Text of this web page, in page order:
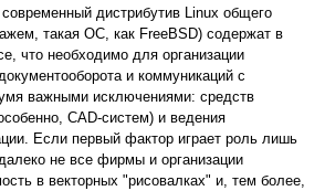
дистрибутив Linux общего
такая ОС, как FreeBSD) содержат в
что необходимо для организации
и коммуникаций с
важными исключениями: средств
CAD-систем) и ведения
Если первый фактор играет роль лишь
не все фирмы и организации
в векторных "рисовалках" и, тем более,